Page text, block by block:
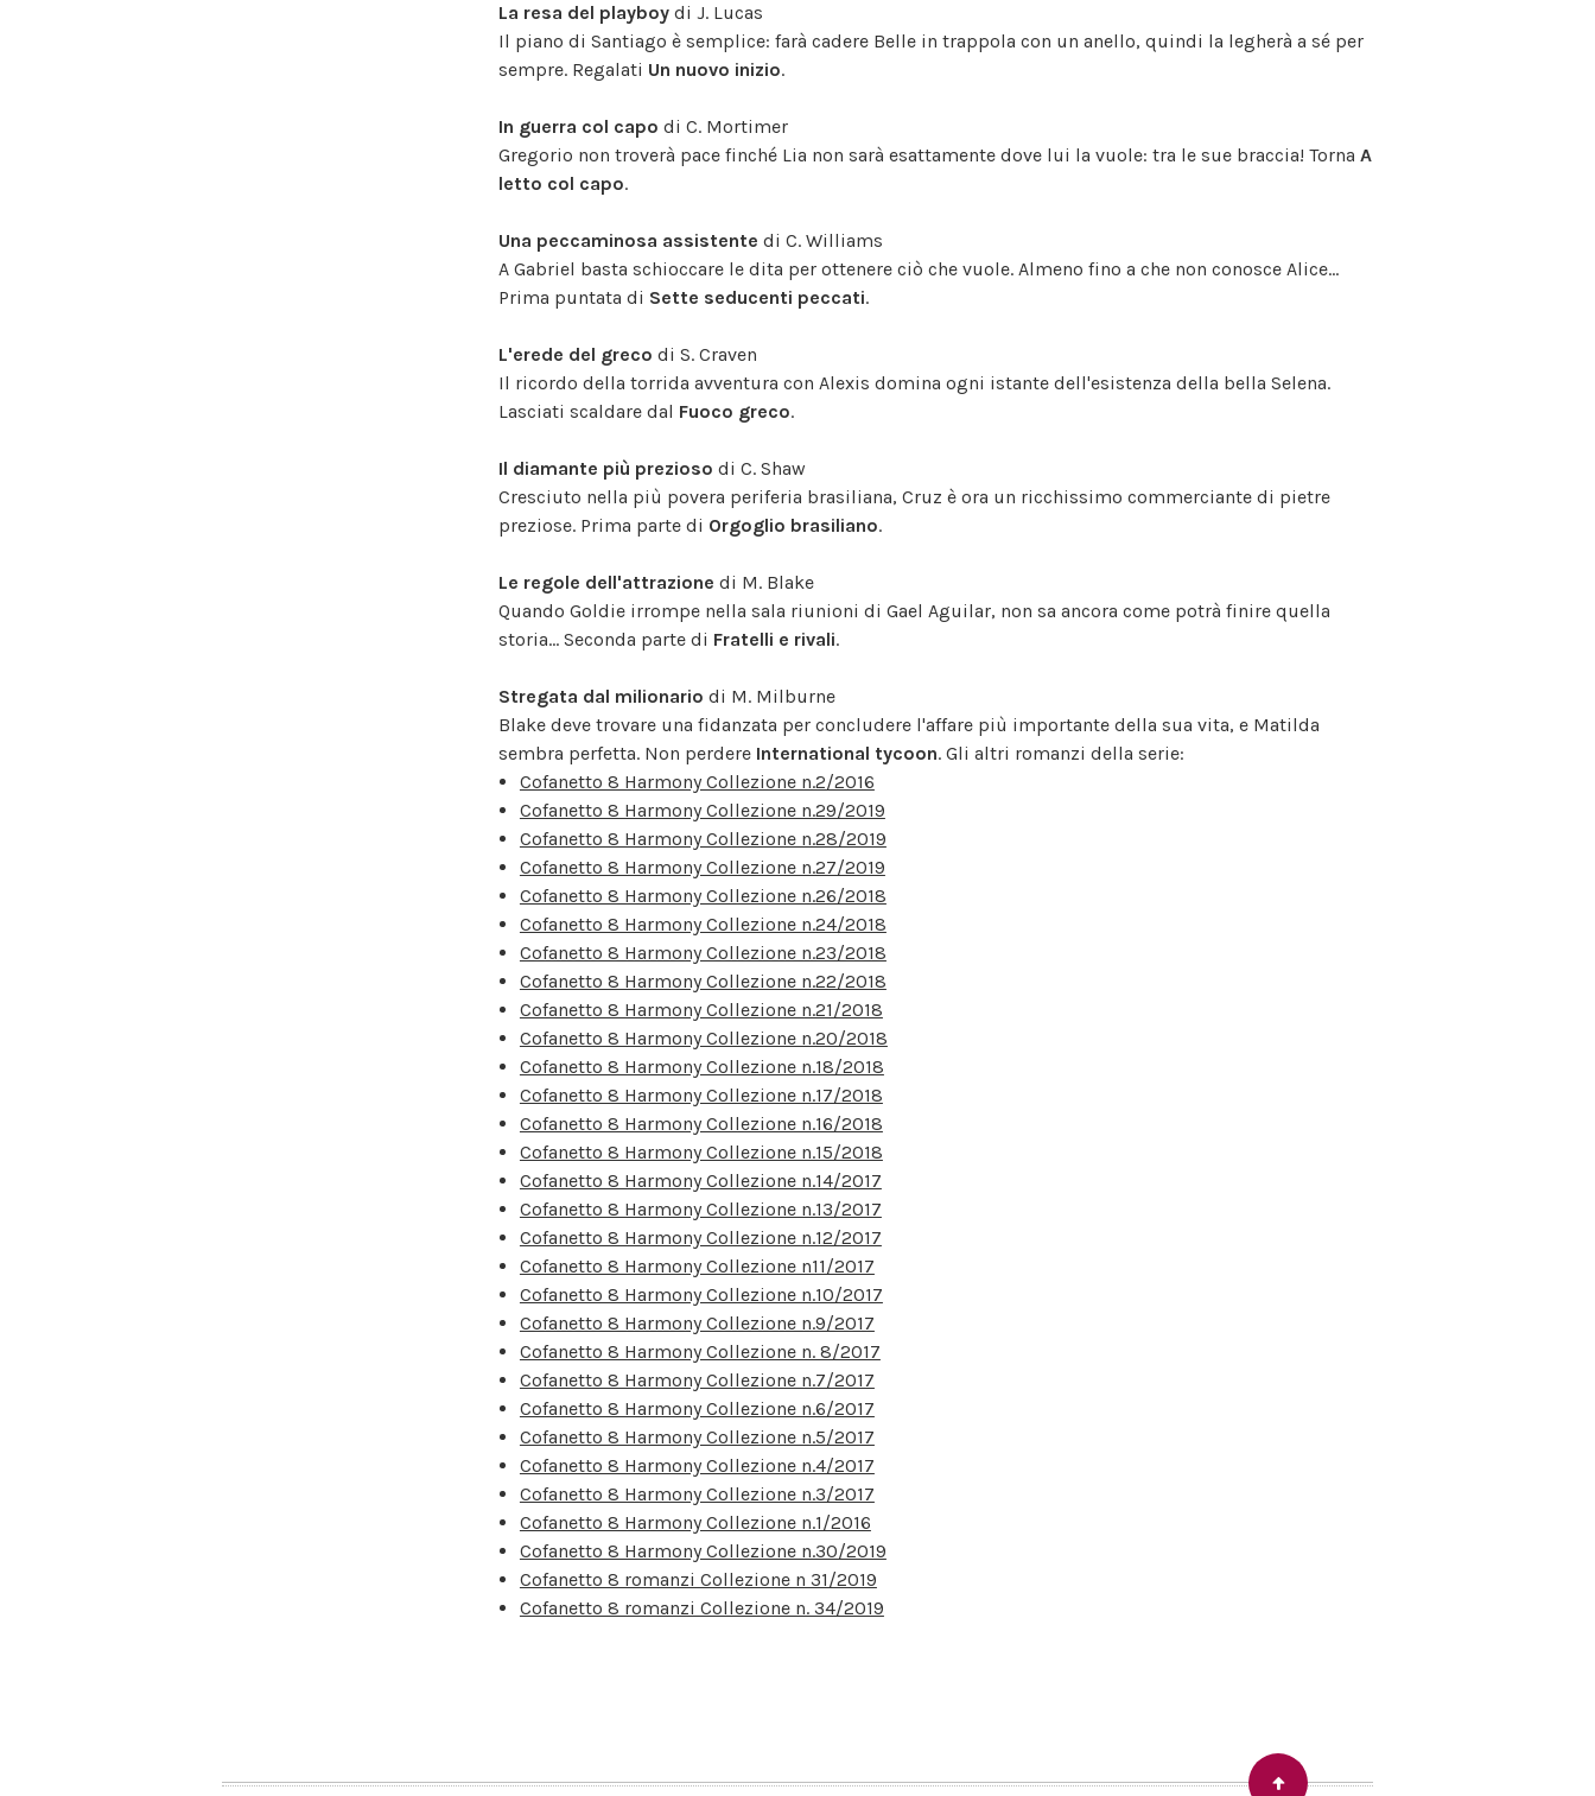
La resa del playboy di J. Lucas
Il piano di Santiago è semplice: farà cadere Belle in trappola con un anello, quindi la legherà a sé per
sempre. Regalati Un nuovo inizio.
In guerra col capo di C. Mortimer
Gregorio non troverà pace finché Lia non sarà esattamente dove lui la vuole: tra le sue braccia! TornaA
letto col capo.
Una peccaminosa assistente di C. Williams
A Gabriel basta schioccare le dita per ottenere ciò che vuole. Almeno fino a che non conosce Alice...
Prima puntata di Sette seducenti peccati.
L'erede del greco di S. Craven
Il ricordo della torrida avventura con Alexis domina ogni istante dell'esistenza della bella Selena.
Lasciati scaldare dal Fuoco greco.
Il diamante più prezioso di C. Shaw
Cresciuto nella più povera periferia brasiliana, Cruz è ora un ricchissimo commerciante di pietre
preziose. Prima parte di Orgoglio brasiliano.
Le regole dell'attrazione di M. Blake
Quando Goldie irrompe nella sala riunioni di Gael Aguilar, non sa ancora come potrà finire quella
storia... Seconda parte di Fratelli e rivali.
Stregata dal milionario di M. Milburne
Blake deve trovare una fidanzata per concludere l'affare più importante della sua vita, e Matilda
sembra perfetta. Non perdere International tycoon. Gli altri romanzi della serie:
Cofanetto 8 Harmony Collezione n.2/2016
Cofanetto 8 Harmony Collezione n.29/2019
Cofanetto 8 Harmony Collezione n.28/2019
Cofanetto 8 Harmony Collezione n.27/2019
Cofanetto 8 Harmony Collezione n.26/2018
Cofanetto 8 Harmony Collezione n.24/2018
Cofanetto 8 Harmony Collezione n.23/2018
Cofanetto 8 Harmony Collezione n.22/2018
Cofanetto 8 Harmony Collezione n.21/2018
Cofanetto 8 Harmony Collezione n.20/2018
Cofanetto 8 Harmony Collezione n.18/2018
Cofanetto 8 Harmony Collezione n.17/2018
Cofanetto 8 Harmony Collezione n.16/2018
Cofanetto 8 Harmony Collezione n.15/2018
Cofanetto 8 Harmony Collezione n.14/2017
Cofanetto 8 Harmony Collezione n.13/2017
Cofanetto 8 Harmony Collezione n.12/2017
Cofanetto 8 Harmony Collezione n11/2017
Cofanetto 8 Harmony Collezione n.10/2017
Cofanetto 8 Harmony Collezione n.9/2017
Cofanetto 8 Harmony Collezione n. 8/2017
Cofanetto 8 Harmony Collezione n.7/2017
Cofanetto 8 Harmony Collezione n.6/2017
Cofanetto 8 Harmony Collezione n.5/2017
Cofanetto 8 Harmony Collezione n.4/2017
Cofanetto 8 Harmony Collezione n.3/2017
Cofanetto 8 Harmony Collezione n.1/2016
Cofanetto 8 Harmony Collezione n.30/2019
Cofanetto 8 romanzi Collezione n 31/2019
Cofanetto 8 romanzi Collezione n. 34/2019